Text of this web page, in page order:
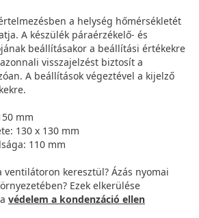
a helység hőmérsékletét
A készülék páraérzékelő- és
beállításakor a beállítási értékekre
visszajelzést biztosít a
A beállítások végeztével a kijelző
mm
130 x 130 mm
110 mm
ventilátoron keresztül? Ázás nyomai
Ezek elkerülése
védelem a kondenzáció ellen